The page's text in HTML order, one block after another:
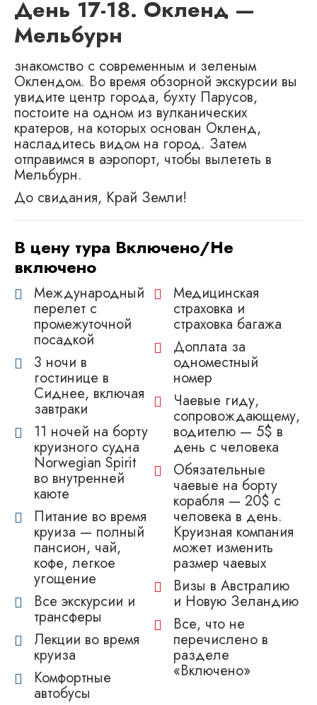
День 17-18. Окленд —
Мельбурн
знакомство с современным и зеленым
Оклендом. Во время обзорной экскурсии вы
увидите центр города, бухту Парусов,
постоите на одном из вулканических
кратеров, на которых основан Окленд,
насладитесь видом на город. Затем
отправимся в аэропорт, чтобы вылететь в
Мельбурн.
До свидания, Край Земли!
В цену тура Включено/Не
включено
Международный
перелет с
промежуточной
посадкой
3 ночи в
гостинице в
Сиднее, включая
завтраки
11 ночей на борту
круизного судна
Norwegian Spirit
во внутренней
каюте
Питание во время
круиза — полный
пансион, чай,
кофе, легкое
угощение
Все экскурсии и
трансферы
Лекции во время
круиза
Комфортные
автобусы
Медицинскaя
страховкa и
страховка багажа
Доплата за
одноместный
номер
Чаевые гиду,
сопровождающему,
водителю — 5$ в
день с человека
Обязательные
чаевые на борту
корабля — 20$ с
человека в день.
Круизная компания
может изменить
размер чаевых
Визы в Австралию
и Новую Зеландию
Все, что не
перечислено в
разделе
«Включено»